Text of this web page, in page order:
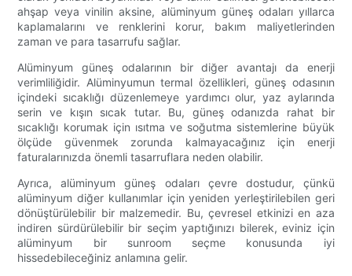
ahşap veya vinilin aksine, alüminyum güneş odaları yıllarca
kaplamalarını ve renklerini korur, bakım maliyetlerinden
zaman ve para tasarrufu sağlar.
Alüminyum güneş odalarının bir diğer avantajı da enerji
verimliliğidir. Alüminyumun termal özellikleri, güneş odasının
içindeki sıcaklığı düzenlemeye yardımcı olur, yaz aylarında
serin ve kışın sıcak tutar. Bu, güneş odanızda rahat bir
sıcaklığı korumak için ısıtma ve soğutma sistemlerine büyük
ölçüde güvenmek zorunda kalmayacağınız için enerji
faturalarınızda önemli tasarruflara neden olabilir.
Ayrıca, alüminyum güneş odaları çevre dostudur, çünkü
alüminyum diğer kullanımlar için yeniden yerleştirilebilen geri
dönüştürülebilir bir malzemedir. Bu, çevresel etkinizi en aza
indiren sürdürülebilir bir seçim yaptığınızı bilerek, eviniz için
alüminyum bir sunroom seçme konusunda iyi
hissedebileceğiniz anlamına gelir.